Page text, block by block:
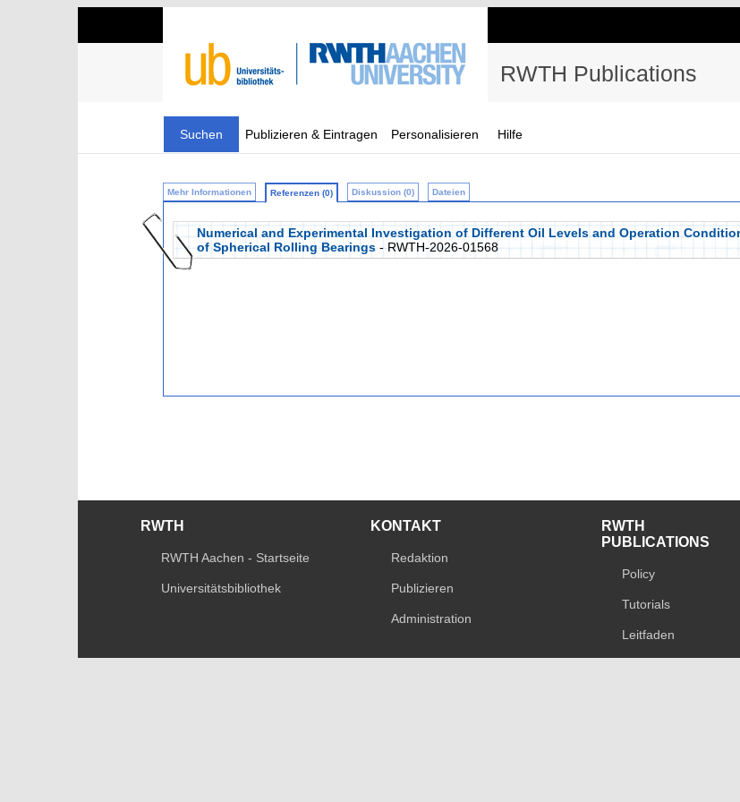
RWTH Publications
Suchen Publizieren & Eintragen Personalisieren Hilfe
Mehr Informationen Referenzen (0) Diskussion (0) Dateien
Numerical and Experimental Investigation of Different Oil Levels and Operation
of Spherical Rolling Bearings- RWTH-2026-01568
RWTH
RWTH Aachen - Startseite
Universitätsbibliothek
KONTAKT
Redaktion
Publizieren
Administration
RWTH
PUBLICATIONS
Policy
Tutorials
Leitfaden